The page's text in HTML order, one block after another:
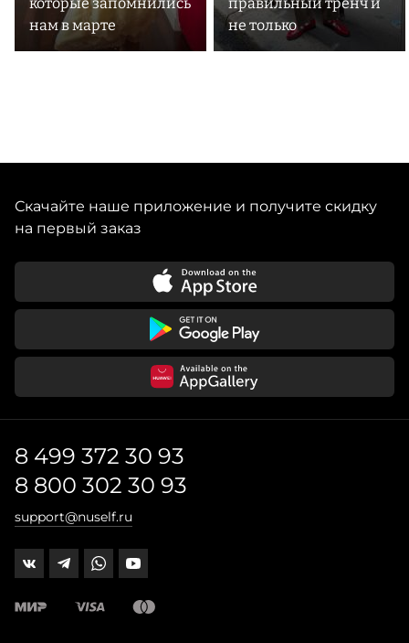
которые запомнились
нам в марте
правильный тренч и
не только
Скачайте наше приложение и получите скидку
на первый заказ
8 499 372 30 93
8 800 302 30 93
support@nuself.ru